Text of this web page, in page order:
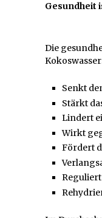
Gesundheit
Die
Senkt
Stärkt
Lindert
Wirkt
Fördert